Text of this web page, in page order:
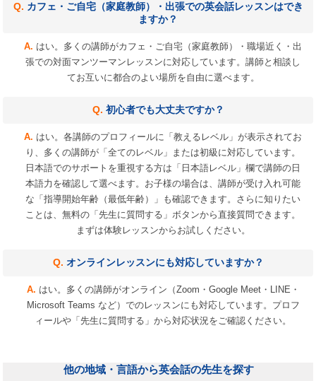
カフェ・ご自宅（家庭教師）・出張での英会話レッスンはでき
ますか？
はい。多くの講師がカフェ・ご自宅（家庭教師）・職場近く・出
張での対面マンツーマンレッスンに対応しています。講師と相談し
てお互いに都合のよい場所を自由に選べます。
初心者でも大丈夫ですか？
はい。各講師のプロフィールに「教えるレベル」が表示されてお
り、多くの講師が「全てのレベル」または初級に対応しています。
日本語でのサポートを重視する方は「日本語レベル」欄で講師の日
本語力を確認して選べます。お子様の場合は、講師が受け入れ可能
な「指導開始年齢（最低年齢）」も確認できます。さらに知りたい
ことは、無料の「先生に質問する」ボタンから直接質問できます。
まずは体験レッスンからお試しください。
オンラインレッスンにも対応していますか？
はい。多くの講師がオンライン（Zoom・Google Meet・LINE・
Microsoft Teams など）でのレッスンにも対応しています。プロフ
ィールや「先生に質問する」から対応状況をご確認ください。
他の地域・言語から英会話の先生を探す